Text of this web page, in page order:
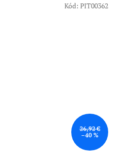
26,92 €
–40 %
Kód: PIT00362